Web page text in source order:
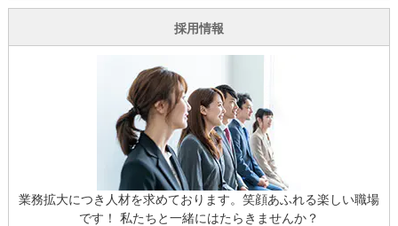
採用情報
業務拡大につき人材を求めております。笑顔あふれる楽しい職場
です！ 私たちと一緒にはたらきませんか？